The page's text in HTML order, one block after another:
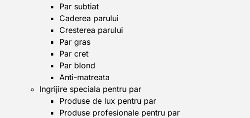
Par subtiat
Caderea parului
Cresterea parului
Par gras
Par cret
Par blond
Anti-matreata
Ingrijire speciala pentru par
Produse de lux pentru par
Produse profesionale pentru par